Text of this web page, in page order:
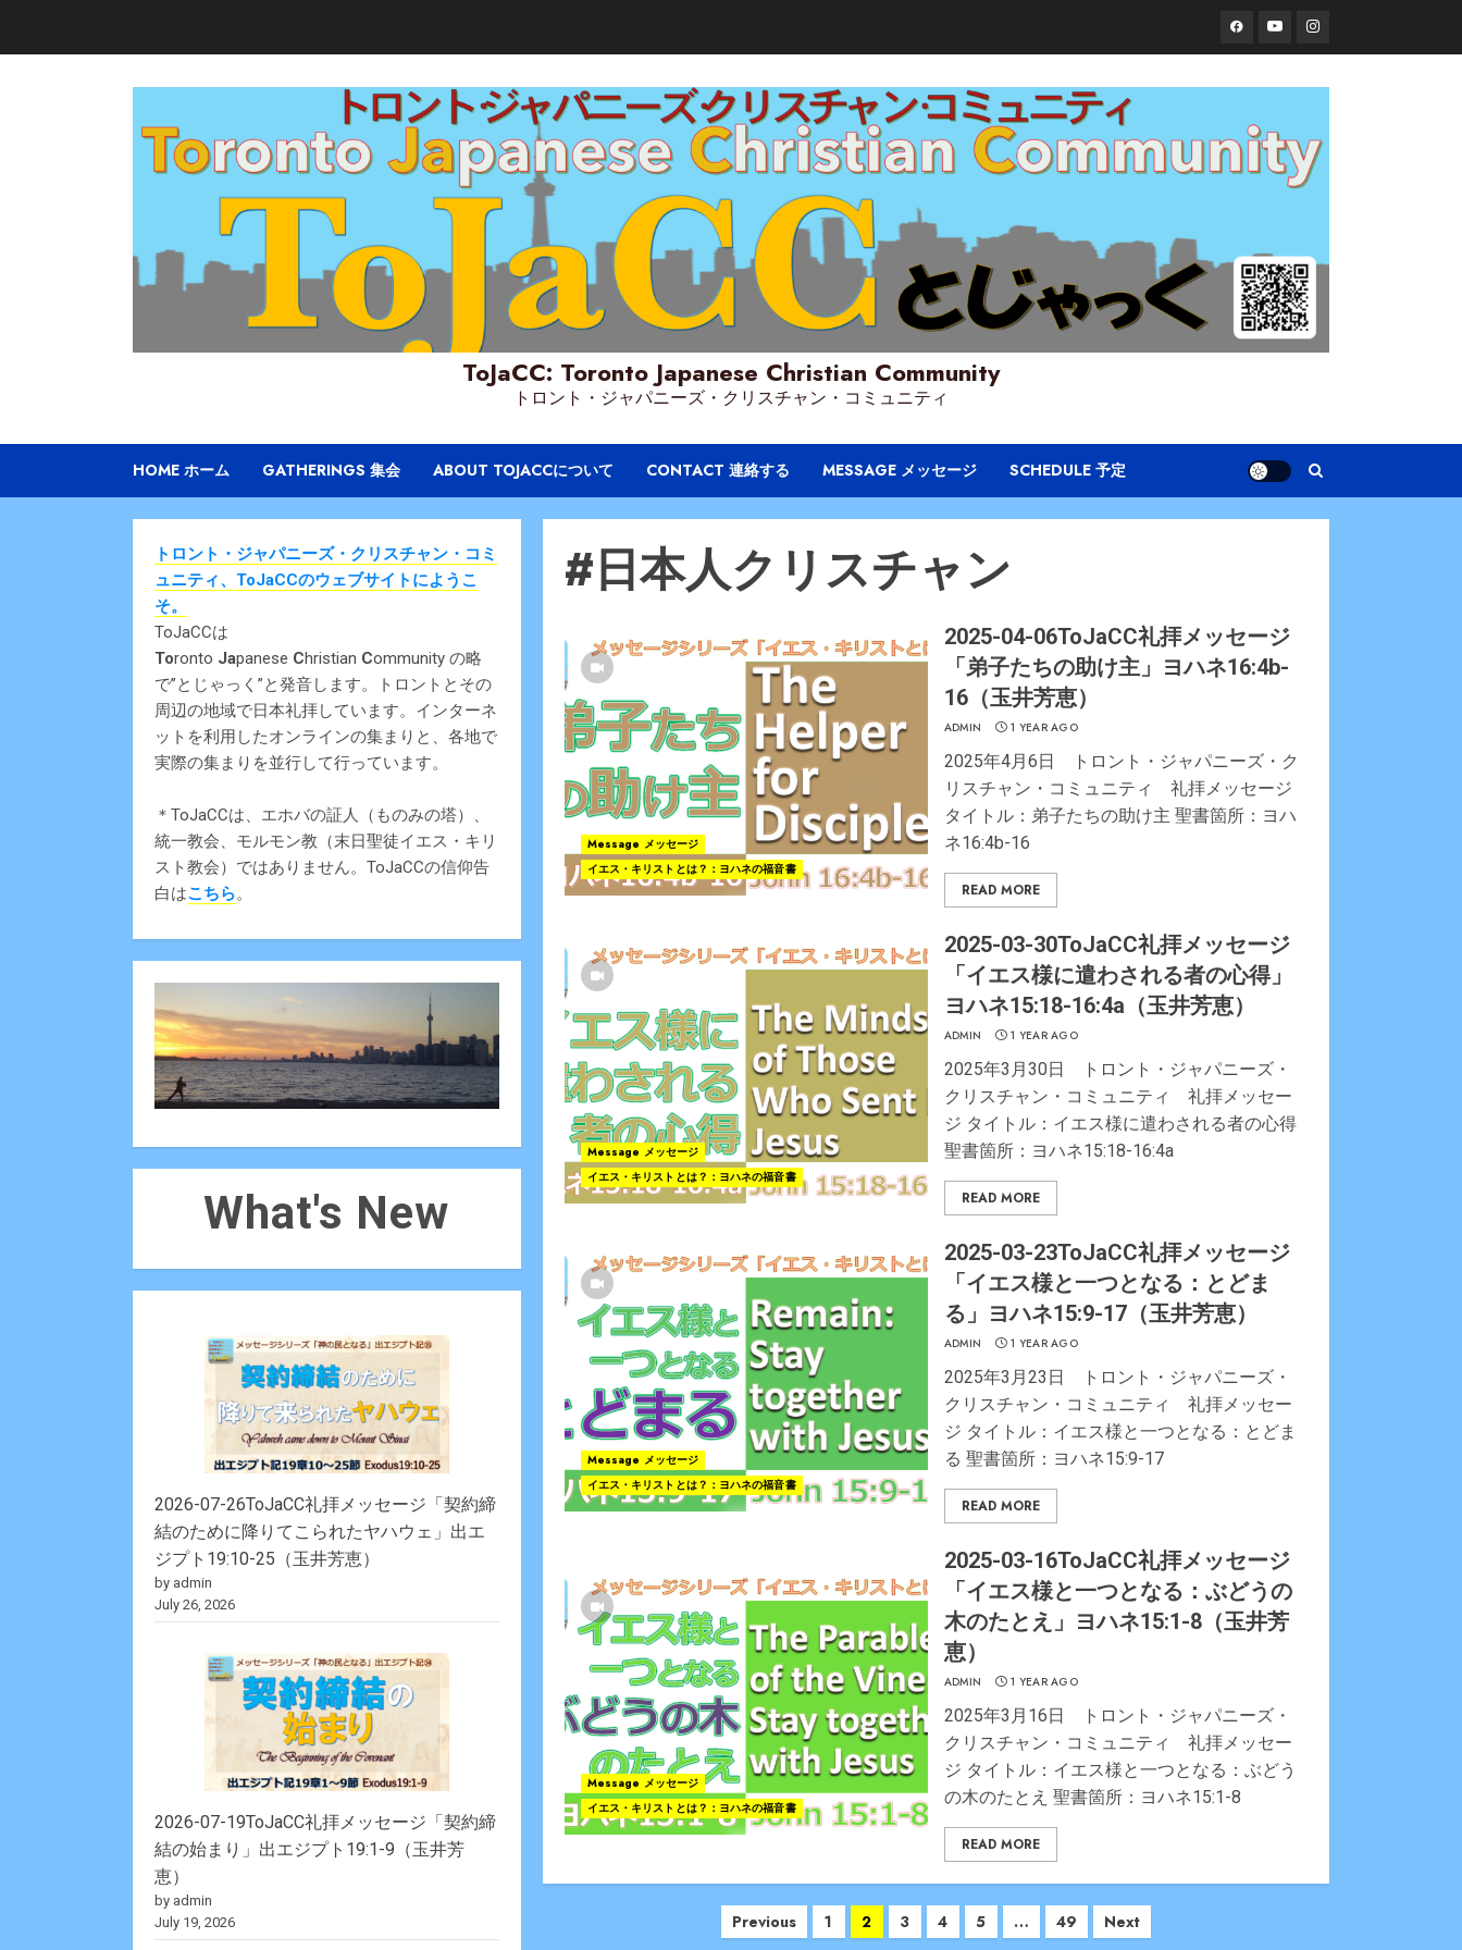
FacebookYouTubeInstagram
ToJaCC: Toronto Japanese Christian Community
トロント・ジャパニーズ・クリスチャン・コミュニティ
HOME ホーム GATHERINGS 集会 ABOUT TOJACCについて CONTACT 連絡する MESSAGE メッセージ SCHEDULE 予定
#日本人クリスチャン
Message メッセージ
イエス・キリストとは？：ヨハネの福音書
2025-04-06ToJaCC礼拝メッセージ
「弟子たちの助け主」ヨハネ16:4b-
16（玉井芳恵）
ADMIN 1 YEAR AGO
2025年4月6日 トロント・ジャパニーズ・ク
リスチャン・コミュニティ 礼拝メッセージ
タイトル：弟子たちの助け主 聖書箇所：ヨハ
ネ16:4b-16
READ MORE
Message メッセージ
イエス・キリストとは？：ヨハネの福音書
2025-03-30ToJaCC礼拝メッセージ
「イエス様に遣わされる者の心得」
ヨハネ15:18-16:4a（玉井芳恵）
ADMIN 1 YEAR AGO
2025年3月30日 トロント・ジャパニーズ・
クリスチャン・コミュニティ 礼拝メッセー
ジ タイトル：イエス様に遣わされる者の心得
聖書箇所：ヨハネ15:18-16:4a
READ MORE
Message メッセージ
イエス・キリストとは？：ヨハネの福音書
2025-03-23ToJaCC礼拝メッセージ
「イエス様と一つとなる：とどま
る」ヨハネ15:9-17（玉井芳恵）
ADMIN 1 YEAR AGO
2025年3月23日 トロント・ジャパニーズ・
クリスチャン・コミュニティ 礼拝メッセー
ジ タイトル：イエス様と一つとなる：とどま
る 聖書箇所：ヨハネ15:9-17
READ MORE
Message メッセージ
イエス・キリストとは？：ヨハネの福音書
2025-03-16ToJaCC礼拝メッセージ
「イエス様と一つとなる：ぶどうの
木のたとえ」ヨハネ15:1-8（玉井芳
恵）
ADMIN 1 YEAR AGO
2025年3月16日 トロント・ジャパニーズ・
クリスチャン・コミュニティ 礼拝メッセー
ジ タイトル：イエス様と一つとなる：ぶどう
の木のたとえ 聖書箇所：ヨハネ15:1-8
READ MORE
Previous 1 2 3 4 5 … 49 Next
トロント・ジャパニーズ・クリスチャン・コミ
ュニティ、ToJaCCのウェブサイトにようこ
そ。
ToJaCCは
Toronto Japanese Christian Community の略
で”とじゃっく”と発音します。トロントとその
周辺の地域で日本礼拝しています。インターネ
ットを利用したオンラインの集まりと、各地で
実際の集まりを並行して行っています。
＊ToJaCCは、エホバの証人（ものみの塔）、
統一教会、モルモン教（末日聖徒イエス・キリ
スト教会）ではありません。ToJaCCの信仰告
白はこちら。
What's New
2026-07-26ToJaCC礼拝メッセージ「契約締
結のために降りてこられたヤハウェ」出エ
ジプト19:10-25（玉井芳恵）
by admin
July 26, 2026
2026-07-19ToJaCC礼拝メッセージ「契約締
結の始まり」出エジプト19:1-9（玉井芳
恵）
by admin
July 19, 2026